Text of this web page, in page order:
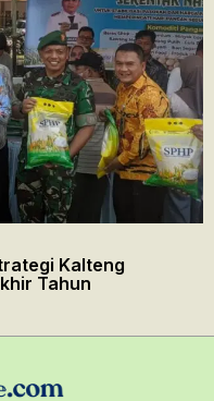
Kalteng
Tahun